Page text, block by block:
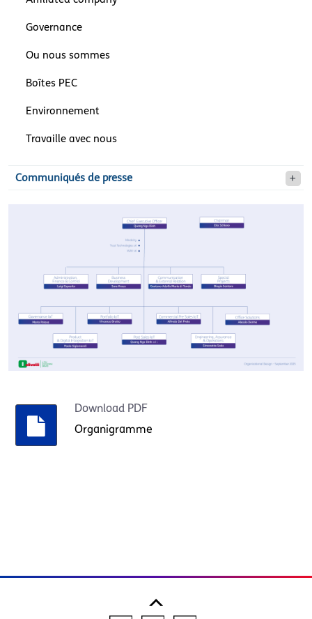
Governance
Ou nous sommes
Boîtes PEC
Environnement
Travaille avec nous
Communiqués de presse
Download PDF
Organigramme